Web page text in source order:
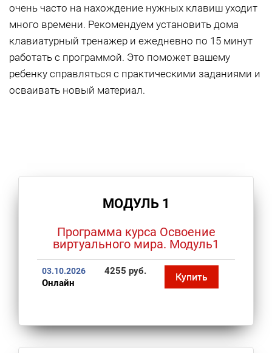
очень часто на нахождение нужных клавиш уходит
много времени. Рекомендуем установить дома
клавиатурный тренажер и ежедневно по 15 минут
работать с программой. Это поможет вашему
ребенку справляться с практическими заданиями и
осваивать новый материал.
МОДУЛЬ 1
Программа курса Освоение
виртуального мира. Модуль1
03.10.2026
Онлайн
4255 руб. Купить